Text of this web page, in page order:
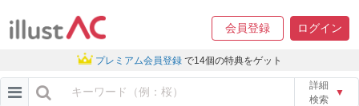
会員登録 ログイン
プレミアム会員登録 で14個の特典をゲット
詳細
検索
▼